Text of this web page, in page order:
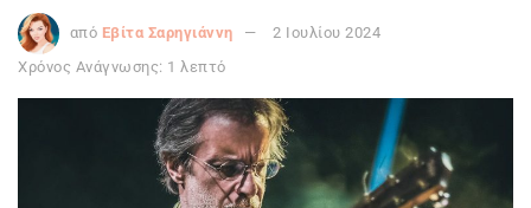
από Εβίτα Σαρηγιάννη
2 Ιουλίου 2024
Χρόνος Ανάγνωσης: 1 λεπτό